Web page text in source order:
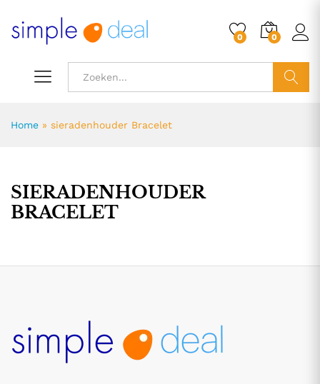
0 0
Home » sieradenhouder Bracelet
SIERADENHOUDER
BRACELET